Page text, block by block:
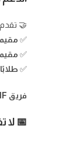
🤝 تقدم
✅
✅
✅
فريق CIF سيكون بجانبك
📅 لا